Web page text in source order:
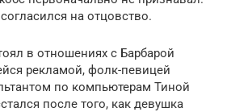
на отцовство.
в отношениях с Барбарой
рекламой, фолк-певицей
по компьютерам Тиной
после того, как девушка